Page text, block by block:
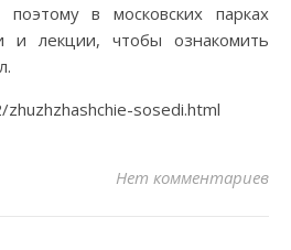
поэтому в московских парках
и лекции, чтобы ознакомить
sosedi.html
Нет комментариев